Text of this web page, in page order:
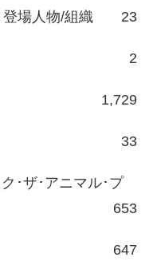
登場人物/組織 23
2
1,729
33
･ザ･アニマル･プ
653
647